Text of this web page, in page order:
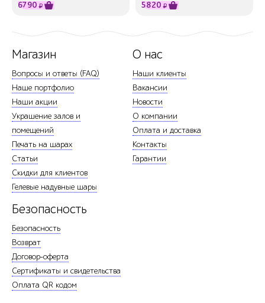
6790 ₽ 5820 ₽
Магазин
Вопросы и ответы (FAQ)
Наше портфолио
Наши акции
Украшение залов и
помещений
Печать на шарах
Статьи
Скидки для клиентов
Гелевые надувные шары
О нас
Наши клиенты
Вакансии
Новости
О компании
Оплата и доставка
Контакты
Гарантии
Безопасность
Безопасность
Возврат
Договор-оферта
Сертификаты и свидетельства
Оплата QR кодом